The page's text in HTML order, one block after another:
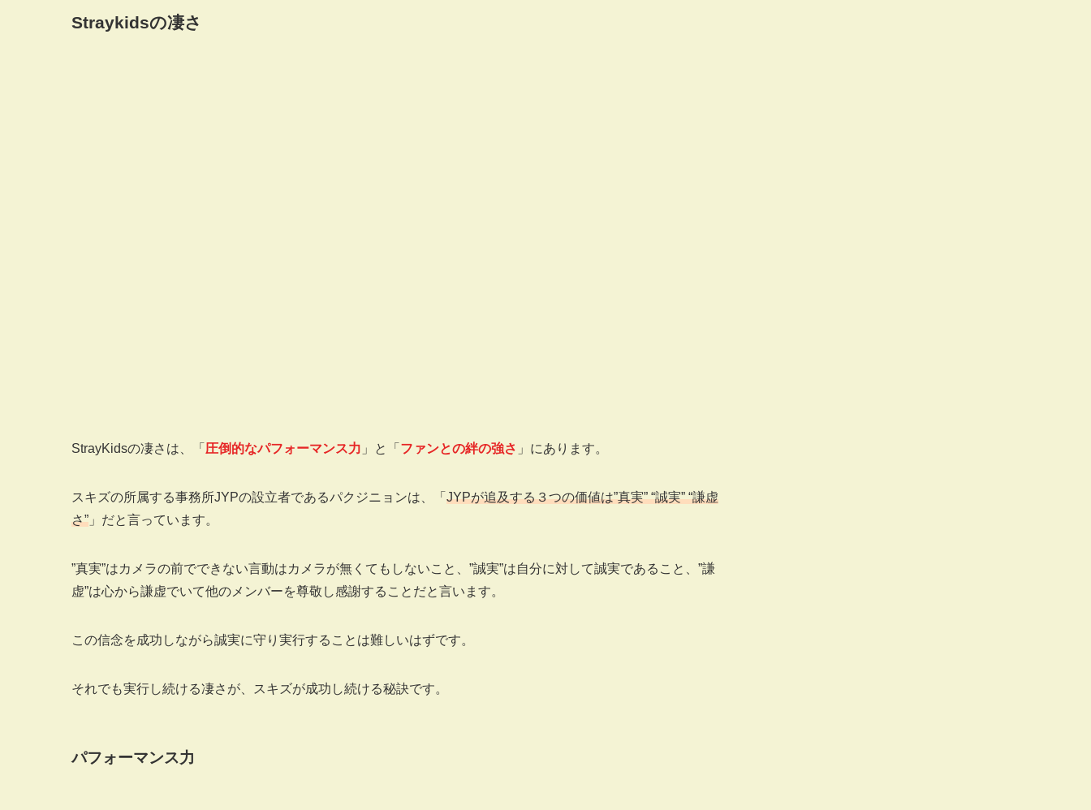
Straykidsの凄さ
StrayKidsの凄さは、「 圧倒的なパフォーマンス力 」と「 ファンとの絆の強さ 」にあります。
スキズの所属する事務所JYPの設立者であるパクジニョンは、「 JYPが追及する３つの価値は”真実” “誠実” “謙虚
さ” 」だと言っています。
”真実”はカメラの前でできない言動はカメラが無くてもしないこと、”誠実”は自分に対して誠実であること、”謙
虚”は心から謙虚でいて他のメンバーを尊敬し感謝することだと言います。
この信念を成功しながら誠実に守り実行することは難しいはずです。
それでも実行し続ける凄さが、スキズが成功し続ける秘訣です。
パフォーマンス力